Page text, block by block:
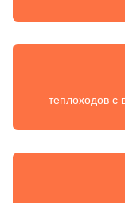
теплоходов с